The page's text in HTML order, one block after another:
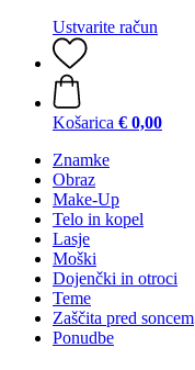
Ustvarite račun
Košarica € 0,00
Znamke
Obraz
Make-Up
Telo in kopel
Lasje
Moški
Dojenčki in otroci
Teme
Zaščita pred soncem
Ponudbe